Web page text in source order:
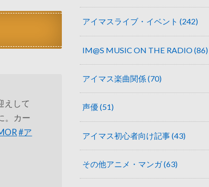
えして
。カー
#ア
アイマスライブ・イベント (242)
IM@S MUSIC ON THE RADIO(86)
アイマス楽曲関係(70)
声優(51)
アイマス初心者向け記事(43)
その他アニメ・マンガ(63)